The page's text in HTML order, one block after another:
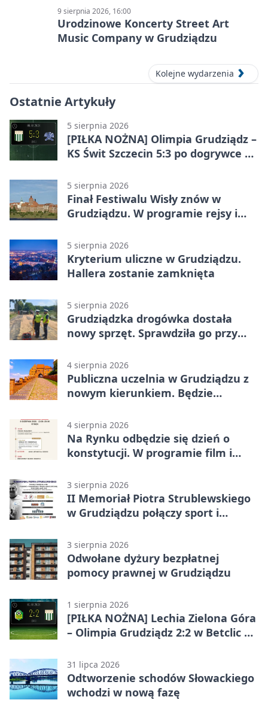
9 sierpnia 2026, 16:00
Urodzinowe Koncerty Street Art
Music Company w Grudziądzu
Kolejne wydarzenia
Ostatnie Artykuły
5 sierpnia 2026
[PIŁKA NOŻNA] Olimpia Grudziądz –
KS Świt Szczecin 5:3 po dogrywce w
odwrócili losy meczu
5 sierpnia 2026
Finał Festiwalu Wisły znów w
Grudziądzu. W programie rejsy i
5 sierpnia 2026
Kryterium uliczne w Grudziądzu.
Hallera zostanie zamknięta
5 sierpnia 2026
Grudziądzka drogówka dostała
nowy sprzęt. Sprawdziła go przy
4 sierpnia 2026
Publiczna uczelnia w Grudziądzu z
nowym kierunkiem. Będzie
4 sierpnia 2026
Na Rynku odbędzie się dzień o
konstytucji. W programie film i
3 sierpnia 2026
II Memoriał Piotra Strublewskiego
w Grudziądzu połączy sport i
3 sierpnia 2026
Odwołane dyżury bezpłatnej
pomocy prawnej w Grudziądzu
1 sierpnia 2026
[PIŁKA NOŻNA] Lechia Zielona Góra
– Olimpia Grudziądz 2:2 w Betclic 2.
końcówce
31 lipca 2026
Odtworzenie schodów Słowackiego
wchodzi w nową fazę